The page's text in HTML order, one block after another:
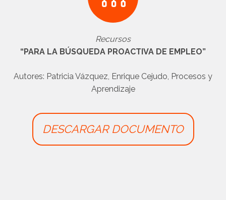
Recursos
“PARA LA BÚSQUEDA PROACTIVA DE EMPLEO”
Autores: Patricia Vázquez, Enrique Cejudo, Procesos y
Aprendizaje
DESCARGAR DOCUMENTO